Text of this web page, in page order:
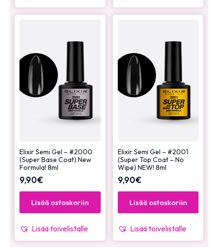
Elixir Semi Gel – #2000
(Super Base Coat) New
Formula! 8ml
9,90€
Lisää ostoskoriin
Lisää toivelistalle
Elixir Semi Gel – #2001
(Super Top Coat – No
Wipe) NEW! 8ml
9,90€
Lisää ostoskoriin
Lisää toivelistalle